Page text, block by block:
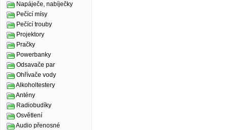
Napáječe, nabíječky
Pečící mísy
Pečící trouby
Projektory
Pračky
Powerbanky
Odsavače par
Ohřívače vody
Alkoholtestery
Antény
Radiobudíky
Osvětlení
Audio přenosné